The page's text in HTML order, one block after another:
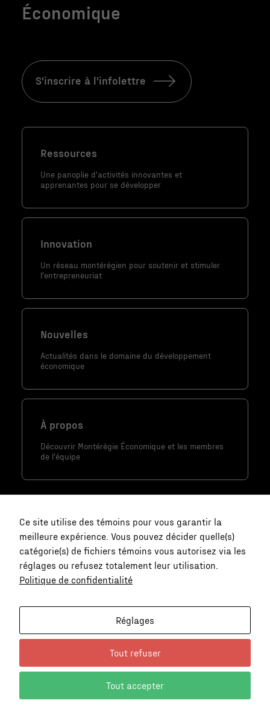
Économique
S'inscrire à l'infolettre
Ressources
Une panoplie d'activités innovantes et
apprenantes pour se développer
Innovation
Un réseau montérégien pour soutenir et stimuler
l'entrepreneuriat
Nouvelles
Actualités dans le domaine du développement
économique
À propos
Découvrir Montérégie Économique et les membres
de l'équipe
communication@monteregie-
confidentialité
Ce site utilise des témoins pour vous garantir la
meilleure expérience. Vous pouvez décider quelle(s)
catégorie(s) de fichiers témoins vous autorisez via les
réglages ou refusez totalement leur utilisation.
Politique de confidentialité
Réglages
Tout refuser
Tout accepter
Nécessaire
Ces fichiers
sont pas
fonctionnement
puissions
fonctionnalité
fonction de la
site Web est
utilisé.
Marketing
visitez notre
site, vous
augmentez les
contenu et
personnalisés.